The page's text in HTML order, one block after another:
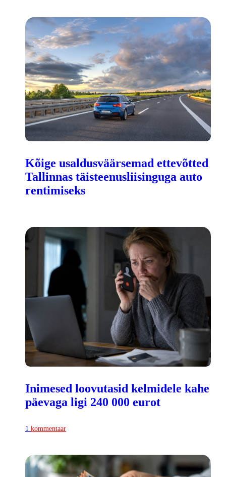
Kõige usaldusväärsemad ettevõtted
Tallinnas täisteenusliisinguga auto
rentimiseks
Inimesed loovutasid kelmidele kahe
päevaga ligi 240 000 eurot
1 kommentaar